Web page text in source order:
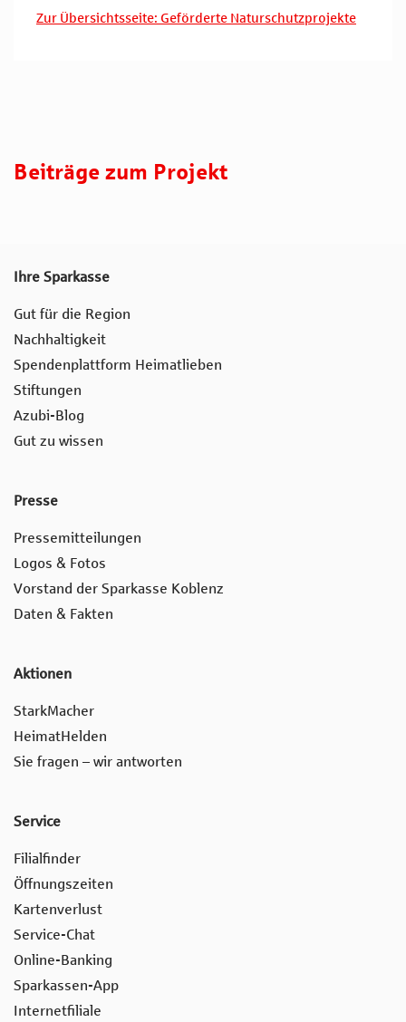
Zur Übersichtsseite: Geförderte Naturschutzprojekte
Beiträge zum Projekt
Ihre Sparkasse
Gut für die Region
Nachhaltigkeit
Spendenplattform Heimatlieben
Stiftungen
Azubi-Blog
Gut zu wissen
Presse
Pressemitteilungen
Logos & Fotos
Vorstand der Sparkasse Koblenz
Daten & Fakten
Aktionen
StarkMacher
HeimatHelden
Sie fragen – wir antworten
Service
Filialfinder
Öffnungszeiten
Kartenverlust
Service-Chat
Online-Banking
Sparkassen-App
Internetfiliale